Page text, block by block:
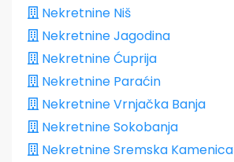
Nekretnine Niš
Nekretnine Jagodina
Nekretnine Ćuprija
Nekretnine Paraćin
Nekretnine Vrnjačka Banja
Nekretnine Sokobanja
Nekretnine Sremska Kamenica